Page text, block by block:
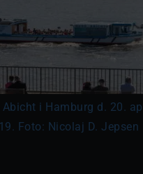
Abicht i Hamburg d. 20.
Foto: Nicolaj D. Jepsen